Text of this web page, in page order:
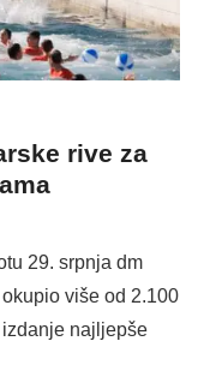
rive za
29. srpnja dm
više od 2.100
najljepše